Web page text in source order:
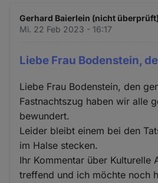
Gerhard Baierlein (nicht überprüft)
Mi. 22 Feb 2023 - 16:17
Liebe Frau Bodenstein,
Liebe Frau Bodenstein, den
Fastnachtszug haben wir alle
bewundert.
Leider bleibt einem bei den
im Halse stecken.
Ihr Kommentar über Kulturelle
treffend und ich möchte noch